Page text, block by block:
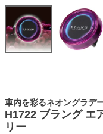
車内を彩るネオングラデ
H1722 ブラング エ
リー